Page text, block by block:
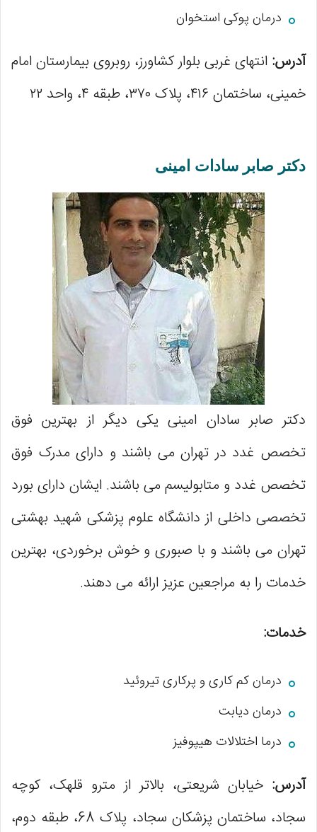
درمان پوکی استخوان
آدرس: انتهای غربی بلوار کشاورز، روبروی بیمارستان امام
خمینی، ساختمان ۴۱۶، پلاک ۳۷۰، طبقه ۴، واحد ۲۲
دکتر صابر سادات امینی
دکتر صابر سادان امینی یکی دیگر از بهترین فوق
تخصص غدد در تهران می باشند و دارای مدرک فوق
تخصص غدد و متابولیسم می باشند. ایشان دارای بورد
تخصصی داخلی از دانشگاه علوم پزشکی شهید بهشتی
تهران می باشند و با صبوری و خوش برخوردی، بهترین
خدمات را به مراجعین عزیز ارائه می دهند.
خدمات:
درمان کم کاری و پرکاری تیروئید
درمان دیابت
درما اختلالات هیپوفیز
آدرس: خیابان شریعتی، بالاتر از مترو قلهک، کوچه
سجاد، ساختمان پزشکان سجاد، پلاک 68، طبقه دوم،